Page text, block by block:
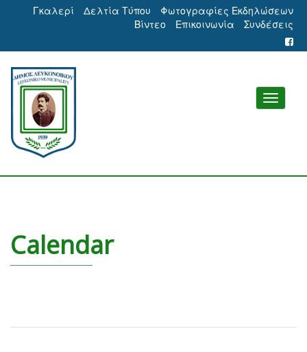
Γκαλερί Δελτία Τύπου
Φωτογραφίες Εκδηλώσεων
Βίντεο
Επικοινωνία Συνδέσεις
Calendar